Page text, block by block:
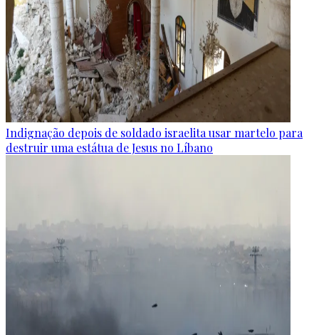
Indignação depois de soldado israelita usar martelo para
destruir uma estátua de Jesus no Líbano